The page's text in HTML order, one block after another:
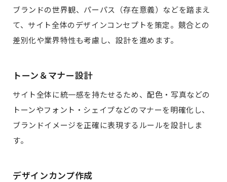
ブランドの世界観、パーパス（存在意義）などを踏まえ
て、サイト全体のデザインコンセプトを策定。競合との
差別化や業界特性も考慮し、設計を進めます。
トーン＆マナー設計
サイト全体に統一感を持たせるため、配色・写真などの
トーンやフォント・シェイプなどのマナーを明確化し、
ブランドイメージを正確に表現するルールを設計しま
す。
デザインカンプ作成